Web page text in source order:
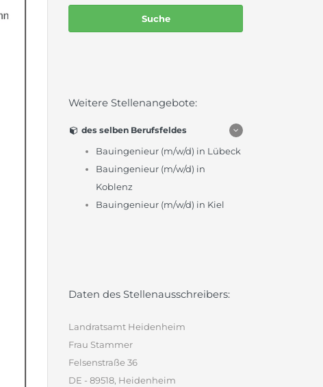
Weitere Stellenangebote:
des selben Berufsfeldes
Bauingenieur (m/w/d) in Lübeck
Bauingenieur (m/w/d) in
Koblenz
Bauingenieur (m/w/d) in Kiel
Daten des Stellenausschreibers:
Landratsamt Heidenheim
Frau Stammer
Felsenstraße 36
DE - 89518, Heidenheim